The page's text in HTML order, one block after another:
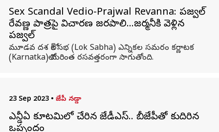
Sex Scandal Vedio-Prajwal Revanna: ప్రజ్వల్
రేవణ్ణ పాత్రపై విచారణ జరపాలి...జర్మనీకి వెళ్లిన
ప్రజ్వల్
మూడవ దశ లోక్ సభ (Lok Sabha) ఎన్నికల సమరం కర్ణాటక
(Karnatka)లో మరింత రసవత్తరంగా సాగుతోంది.
23 Sep 2023 • జేపీ నడ్డా
ఎన్డీఏ కూటమిలో చేరిన జేడీఎస్.. బీజేపీతో కుదిరిన
ఒప్పందం